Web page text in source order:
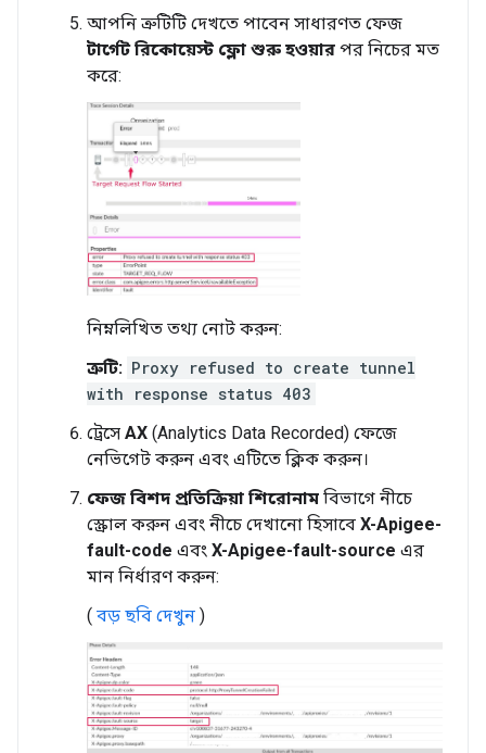
আপনি ত্রুটিটি দেখতে পাবেন সাধারণত ফেজ
টার্গেট রিকোয়েস্ট ফ্লো শুরু হওয়ার পর নিচের মত
করে:
নিম্নলিখিত তথ্য নোট করুন:
ত্রুটি: Proxy refused to create tunnel
with response status 403
ট্রেসে AX (Analytics Data Recorded) ফেজে
নেভিগেট করুন এবং এটিতে ক্লিক করুন।
ফেজ বিশদ প্রতিক্রিয়া শিরোনাম বিভাগে নীচে
স্ক্রোল করুন এবং নীচে দেখানো হিসাবে X-Apigee-
fault-code এবং X-Apigee-fault-source এর
মান নির্ধারণ করুন:
( বড় ছবি দেখুন )